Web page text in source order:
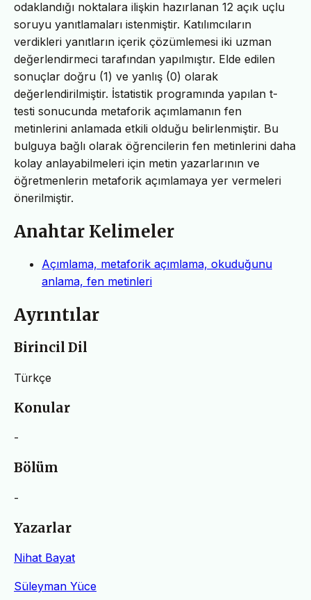
odaklandığı noktalara ilişkin hazırlanan 12 açık uçlu
soruyu yanıtlamaları istenmiştir. Katılımcıların
verdikleri yanıtların içerik çözümlemesi iki uzman
değerlendirmeci tarafından yapılmıştır. Elde edilen
sonuçlar doğru (1) ve yanlış (0) olarak
değerlendirilmiştir. İstatistik programında yapılan t-
testi sonucunda metaforik açımlamanın fen
metinlerini anlamada etkili olduğu belirlenmiştir. Bu
bulguya bağlı olarak öğrencilerin fen metinlerini daha
kolay anlayabilmeleri için metin yazarlarının ve
öğretmenlerin metaforik açımlamaya yer vermeleri
önerilmiştir.
Anahtar Kelimeler
Açımlama, metaforik açımlama, okuduğunu
anlama, fen metinleri
Ayrıntılar
Birincil Dil
Türkçe
Konular
-
Bölüm
-
Yazarlar
Nihat Bayat
Süleyman Yüce